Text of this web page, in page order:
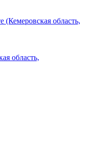
область,
область,